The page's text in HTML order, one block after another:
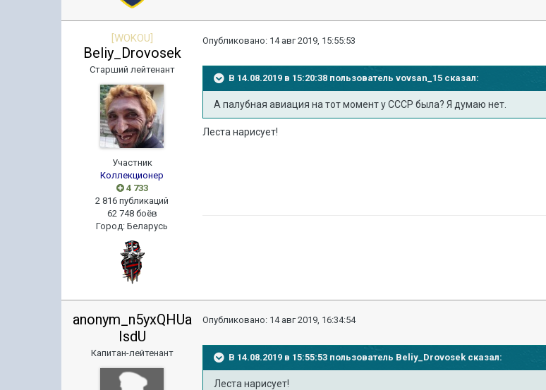
[WOKOU]
Beliy_Drovosek
Старший лейтенант
Участник
Коллекционер
4 733
2 816 публикаций
62 748 боёв
Город:Беларусь
Опубликовано: 14 авг 2019, 15:55:53
В 14.08.2019 в 15:20:38 пользовательvovsan_15 сказал:
А палубная авиация на тот момент у СССР была? Я думаю нет.
Леста нарисует!
anonym_n5yxQHUa
IsdU
Капитан-лейтенант
Опубликовано: 14 авг 2019, 16:34:54
В 14.08.2019 в 15:55:53 пользователь Beliy_Drovosek сказал:
Леста нарисует!